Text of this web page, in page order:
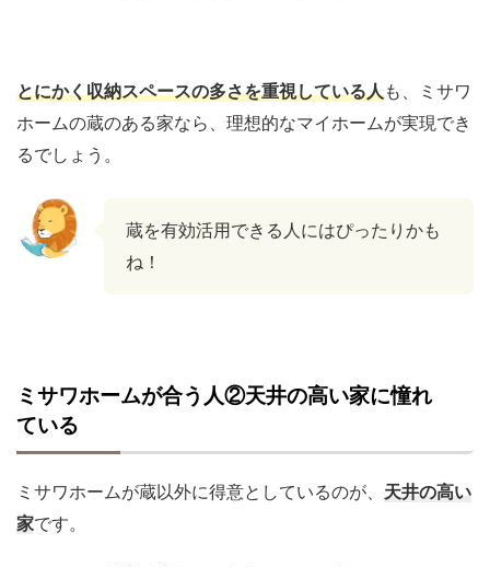
とにかく収納スペースの多さを重視している人も、ミサワ
ホームの蔵のある家なら、理想的なマイホームが実現でき
るでしょう。
蔵を有効活用できる人にはぴったりかも
ね！
ミサワホームが合う人②天井の高い家に憧れ
ている
ミサワホームが蔵以外に得意としているのが、 天井の高い
家です。